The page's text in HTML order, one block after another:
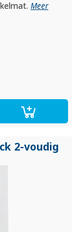
Meer
2-voudig